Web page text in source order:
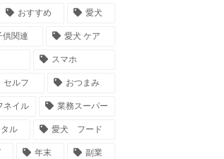
おすすめ 愛犬
供関連 愛犬 ケア
スマホ
セルフ おつまみ
ネイル 業務スーパー
ル 愛犬 フード
年末 副業